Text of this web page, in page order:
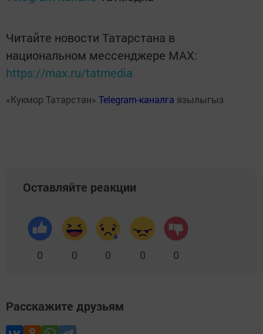
Читайте новости Татарстана в
национальном мессенджере MАХ:
https://max.ru/tatmedia
«Кукмор Татарстан» Telegram-каналга язылыгыз
Оставляйте реакции
0 0 0 0 0
Расскажите друзьям